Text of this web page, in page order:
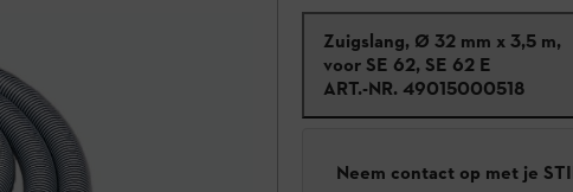
Zuigslang, Ø 32 mm x 3,5 m,
voor SE 62, SE 62 E
ART.-NR. 49015000518
Neem contact op met je